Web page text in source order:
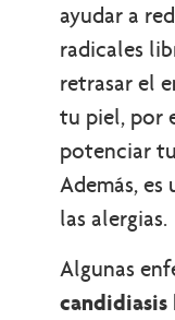
ayudar a
radicales
retrasar el
tu piel, por
potenciar
Además,
las alergias.
Algunas
candidiasis